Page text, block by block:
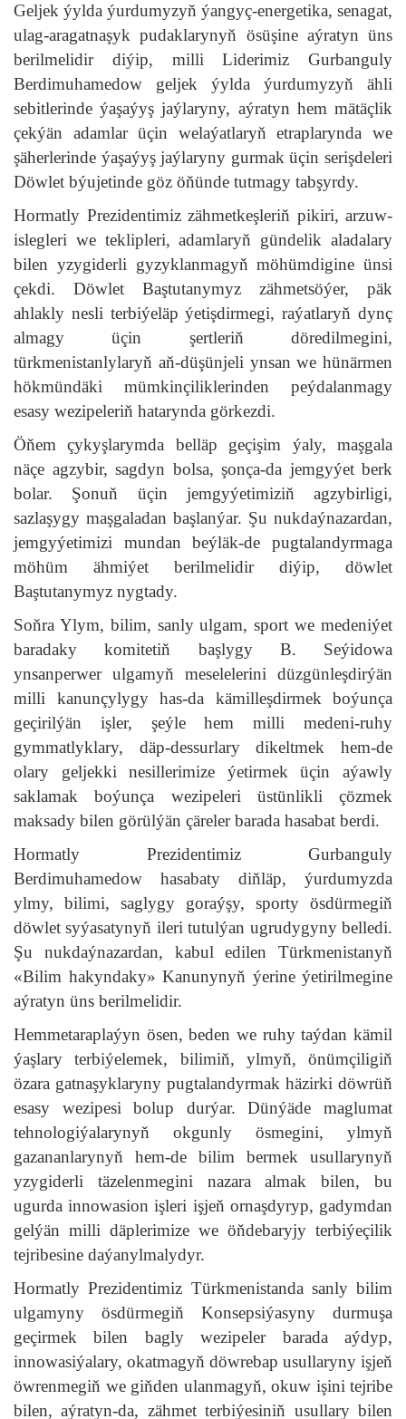
Geljek ýylda ýurdumyzyň ýangyç-energetika, senagat,
ulag-aragatnaşyk pudaklarynyň ösüşine aýratyn üns
berilmelidir diýip, milli Liderimiz Gurbanguly
Berdimuhamedow geljek ýylda ýurdumyzyň ähli
sebitlerinde ýaşaýyş jaýlaryny, aýratyn hem mätäçlik
çekýän adamlar üçin welaýatlaryň etraplarynda we
şäherlerinde ýaşaýyş jaýlaryny gurmak üçin serişdeleri
Döwlet býujetinde göz öňünde tutmagy tabşyrdy.
Hormatly Prezidentimiz zähmetkeşleriň pikiri, arzuw-
islegleri we teklipleri, adamlaryň gündelik aladalary
bilen yzygiderli gyzyklanmagyň möhümdigine ünsi
çekdi. Döwlet Baştutanymyz zähmetsöýer, päk
ahlakly nesli terbiýeläp ýetişdirmegi, raýatlaryň dynç
almagy üçin şertleriň döredilmegini,
türkmenistanlylaryň aň-düşünjeli ynsan we hünärmen
hökmündäki mümkinçiliklerinden peýdalanmagy
esasy wezipeleriň hatarynda görkezdi.
Öňem çykyşlarymda belläp geçişim ýaly, maşgala
näçe agzybir, sagdyn bolsa, şonça-da jemgyýet berk
bolar. Şonuň üçin jemgyýetimiziň agzybirligi,
sazlaşygy maşgaladan başlanýar. Şu nukdaýnazardan,
jemgyýetimizi mundan beýläk-de pugtalandyrmaga
möhüm ähmiýet berilmelidir diýip, döwlet
Baştutanymyz nygtady.
Soňra Ylym, bilim, sanly ulgam, sport we medeniýet
baradaky komitetiň başlygy B. Seýidowa
ynsanperwer ulgamyň meselelerini düzgünleşdirýän
milli kanunçylygy has-da kämilleşdirmek boýunça
geçirilýän işler, şeýle hem milli medeni-ruhy
gymmatlyklary, däp-dessurlary dikeltmek hem-de
olary geljekki nesillerimize ýetirmek üçin aýawly
saklamak boýunça wezipeleri üstünlikli çözmek
maksady bilen görülýän çäreler barada hasabat berdi.
Hormatly Prezidentimiz Gurbanguly
Berdimuhamedow hasabaty diňläp, ýurdumyzda
ylmy, bilimi, saglygy goraýşy, sporty ösdürmegiň
döwlet syýasatynyň ileri tutulýan ugrudygyny belledi.
Şu nukdaýnazardan, kabul edilen Türkmenistanyň
«Bilim hakyndaky» Kanunynyň ýerine ýetirilmegine
aýratyn üns berilmelidir.
Hemmetaraplaýyn ösen, beden we ruhy taýdan kämil
ýaşlary terbiýelemek, bilimiň, ylmyň, önümçiligiň
özara gatnaşyklaryny pugtalandyrmak häzirki döwrüň
esasy wezipesi bolup durýar. Dünýäde maglumat
tehnologiýalarynyň okgunly ösmegini, ylmyň
gazananlarynyň hem-de bilim bermek usullarynyň
yzygiderli täzelenmegini nazara almak bilen, bu
ugurda innowasion işleri işjeň ornaşdyryp, gadymdan
gelýän milli däplerimize we öňdebaryjy terbiýeçilik
tejribesine daýanylmalydyr.
Hormatly Prezidentimiz Türkmenistanda sanly bilim
ulgamyny ösdürmegiň Konsepsiýasyny durmuşa
geçirmek bilen bagly wezipeler barada aýdyp,
innowasiýalary, okatmagyň döwrebap usullaryny işjeň
öwrenmegiň we giňden ulanmagyň, okuw işini tejribe
bilen, aýratyn-da, zähmet terbiýesiniň usullary bilen